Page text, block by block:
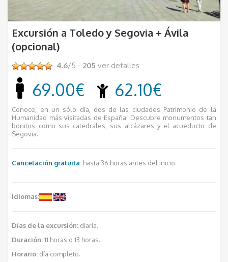
Excursión a Toledo y Segovia + Ávila
(opcional)
4.6/5 -205 ver detalles
69.00€ 62.10€
Conoce, en un sólo día, dos de las ciudades Patrimonio de la
Humanidad más visitadas de España. Descubre monumentos tan
bonitos como sus catedrales, sus alcázares y el acueducto de
Segovia.
Cancelación gratuita: hasta 36 horas antes del inicio.
Idiomas:
Días de la excursión: diaria.
Duración:11 horas o 13 horas.
Horario: día completo.